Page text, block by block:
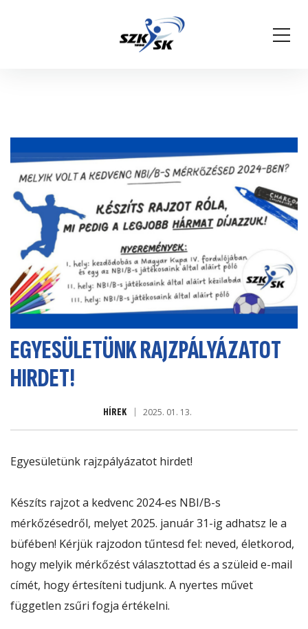
EGYESÜLETÜNK RAJZPÁLYÁZATOT
HIRDET!
HÍREK 2025. 01. 13.
Egyesületünk rajzpályázatot hirdet!
Készíts rajzot a kedvenc 2024-es NBI/B-s
mérkőzésedről, melyet 2025. január 31-ig adhatsz le a
büfében! Kérjük rajzodon tűntesd fel: neved, életkorod,
hogy melyik mérkőzést választottad és a szüleid e-mail
címét, hogy értesíteni tudjunk. A nyertes művet
független zsűri fogja értékelni.